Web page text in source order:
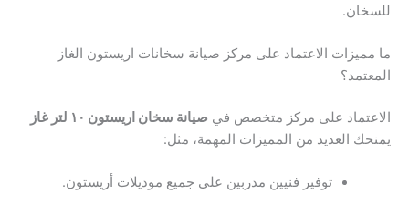
للسخان.
ما مميزات الاعتماد على مركز صيانة سخانات اريستون الغاز
المعتمد؟
الاعتماد على مركز متخصص في صيانة سخان اريستون ١٠ لتر غاز
يمنحك العديد من المميزات المهمة، مثل:
توفير فنيين مدربين على جميع موديلات أريستون.